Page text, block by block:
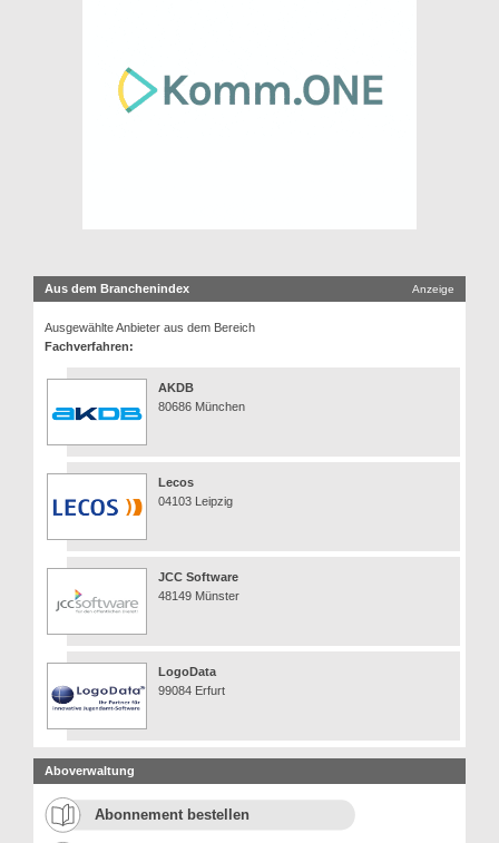
Aus dem Branchenindex Anzeige
Ausgewählte Anbieter aus dem Bereich
Fachverfahren:
AKDB
80686 München
Lecos
04103 Leipzig
JCC Software
48149 Münster
LogoData
99084 Erfurt
Aboverwaltung
Abonnement bestellen